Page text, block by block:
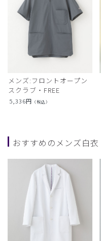
メンズ:フロントオープン
スクラブ・FREE
5,336円 （税込）
おすすめのメンズ白衣